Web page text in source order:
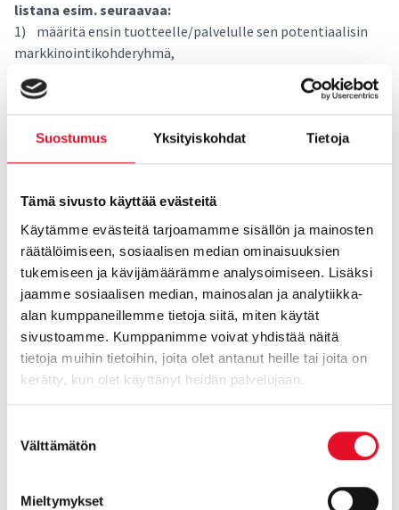
Suostumus Yksityiskohdat Tietoja
Tämä sivusto käyttää evästeitä
Käytämme evästeitä tarjoamamme sisällön ja mainosten
räätälöimiseen, sosiaalisen median ominaisuuksien
tukemiseen ja kävijämäärämme analysoimiseen. Lisäksi
jaamme sosiaalisen median, mainosalan ja analytiikka-
alan kumppaneillemme tietoja siitä, miten käytät
sivustoamme. Kumppanimme voivat yhdistää näitä
tietoja muihin tietoihin, joita olet antanut heille tai joita on
kerätty, kun olet käyttänyt heidän palvelujaan.
valinta
Välttämätön
Mieltymykset
listana esim. seuraavaa:
1) määritä ensin tuotteelle/palvelulle sen potentiaalisin
markkinointikohderyhmä,
2) ymmärrä tätä kohderyhmää ja sen tarpeita,
3) vie em. tieto tuotekehitykseen jatkokehitystä varten,
4) testaa markkinointitoimet oikeassa kohderyhmässä,
5) selvitä mistä potentiaalisin asiakasryhmä tavoitetaan,
6) selvitä millainen viestintä tätä kohderyhmää puhuttelee
7) kommunikoi kaikki em. tieto myös koko omalle
henkilöstölle asiakasymmärryksen lisäämiseksi,
8) vie kohderyhmätieto suoraan digitaalisiin
markkinointialustoihin (DMP) sekä muihin kanaviin
yhdistettynä testattuun luovaan toteutukseen,
9) varmista, että myynti ymmärtää tuotteen hyödyt
asiakkaille ja toimii asiakasrajapinnassa kohderyhmää
puhuttelevasti,
10) seuraa koko ajan Point of Sales -dataa,
11) pidä koko ajan huoli omasta henkilöstöstä, koska se on
yrityksen brändin tärkein rakentaja ja tuloksen tekijä.